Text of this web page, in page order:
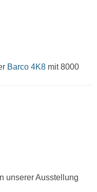
Barco 4K8 mit 8000
unserer Ausstellung